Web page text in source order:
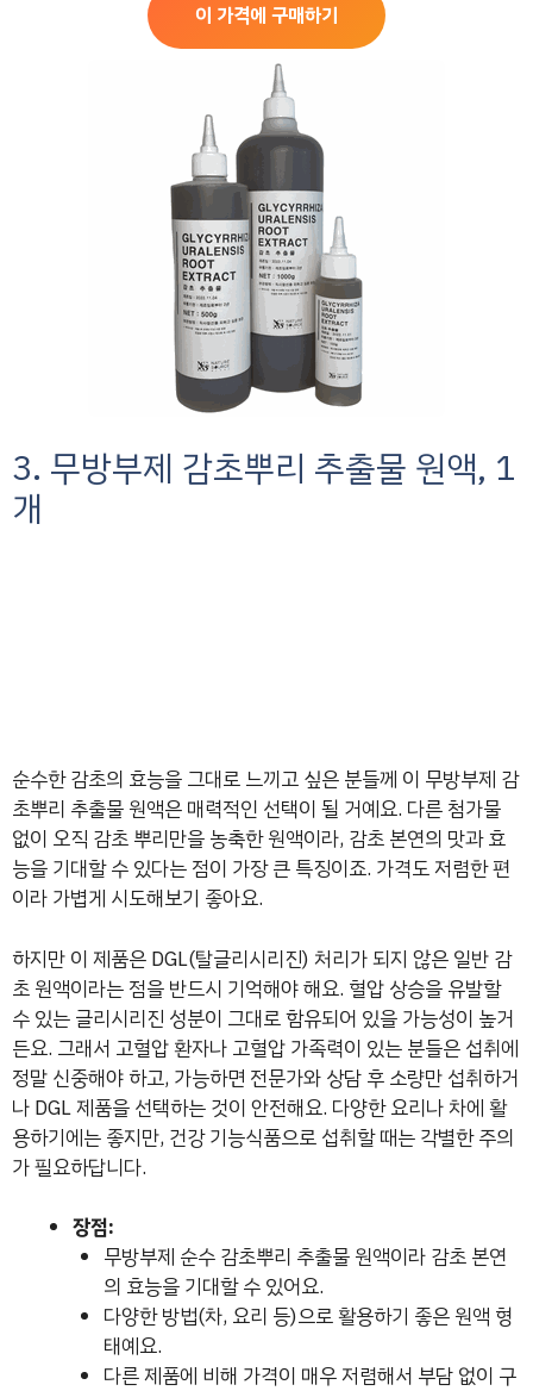
이 가격에 구매하기
3. 무방부제 감초뿌리 추출물 원액, 1
개
순수한 감초의 효능을 그대로 느끼고 싶은 분들께 이 무방부제 감
초뿌리 추출물 원액은 매력적인 선택이 될 거예요. 다른 첨가물
없이 오직 감초 뿌리만을 농축한 원액이라, 감초 본연의 맛과 효
능을 기대할 수 있다는 점이 가장 큰 특징이죠. 가격도 저렴한 편
이라 가볍게 시도해보기 좋아요.
하지만 이 제품은 DGL(탈글리시리진) 처리가 되지 않은 일반 감
초 원액이라는 점을 반드시 기억해야 해요. 혈압 상승을 유발할
수 있는 글리시리진 성분이 그대로 함유되어 있을 가능성이 높거
든요. 그래서 고혈압 환자나 고혈압 가족력이 있는 분들은 섭취에
정말 신중해야 하고, 가능하면 전문가와 상담 후 소량만 섭취하거
나 DGL 제품을 선택하는 것이 안전해요. 다양한 요리나 차에 활
용하기에는 좋지만, 건강 기능식품으로 섭취할 때는 각별한 주의
가 필요하답니다.
장점:
무방부제 순수 감초뿌리 추출물 원액이라 감초 본연
의 효능을 기대할 수 있어요.
다양한 방법(차, 요리 등)으로 활용하기 좋은 원액 형
태예요.
다른 제품에 비해 가격이 매우 저렴해서 부담 없이 구